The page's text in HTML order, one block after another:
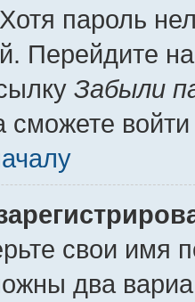
пароль
Перейдите
Забыли
сможете
свои имя
два